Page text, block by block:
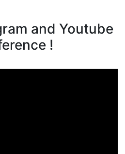
and Youtube
!